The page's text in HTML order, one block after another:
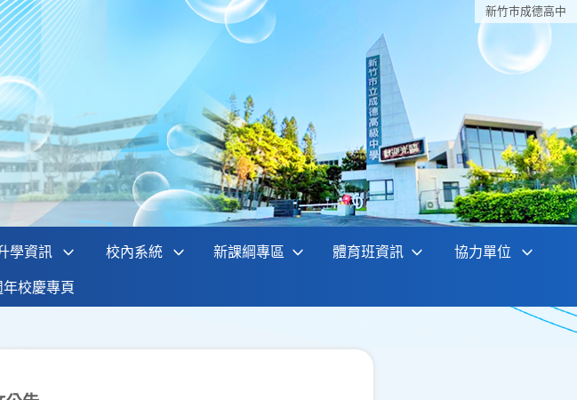
新竹巿成德高中
學資訊 校內系統 新課綱專區 體育班資訊 協力單位
校慶專頁